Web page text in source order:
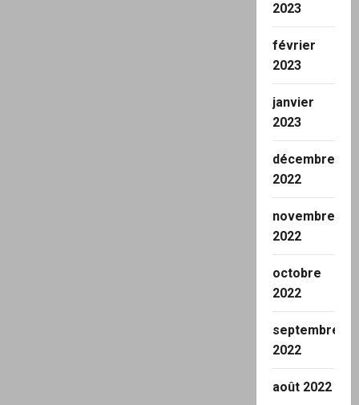
2023
février
2023
janvier
2023
décembre
2022
novembre
2022
octobre
2022
septembre
2022
août 2022